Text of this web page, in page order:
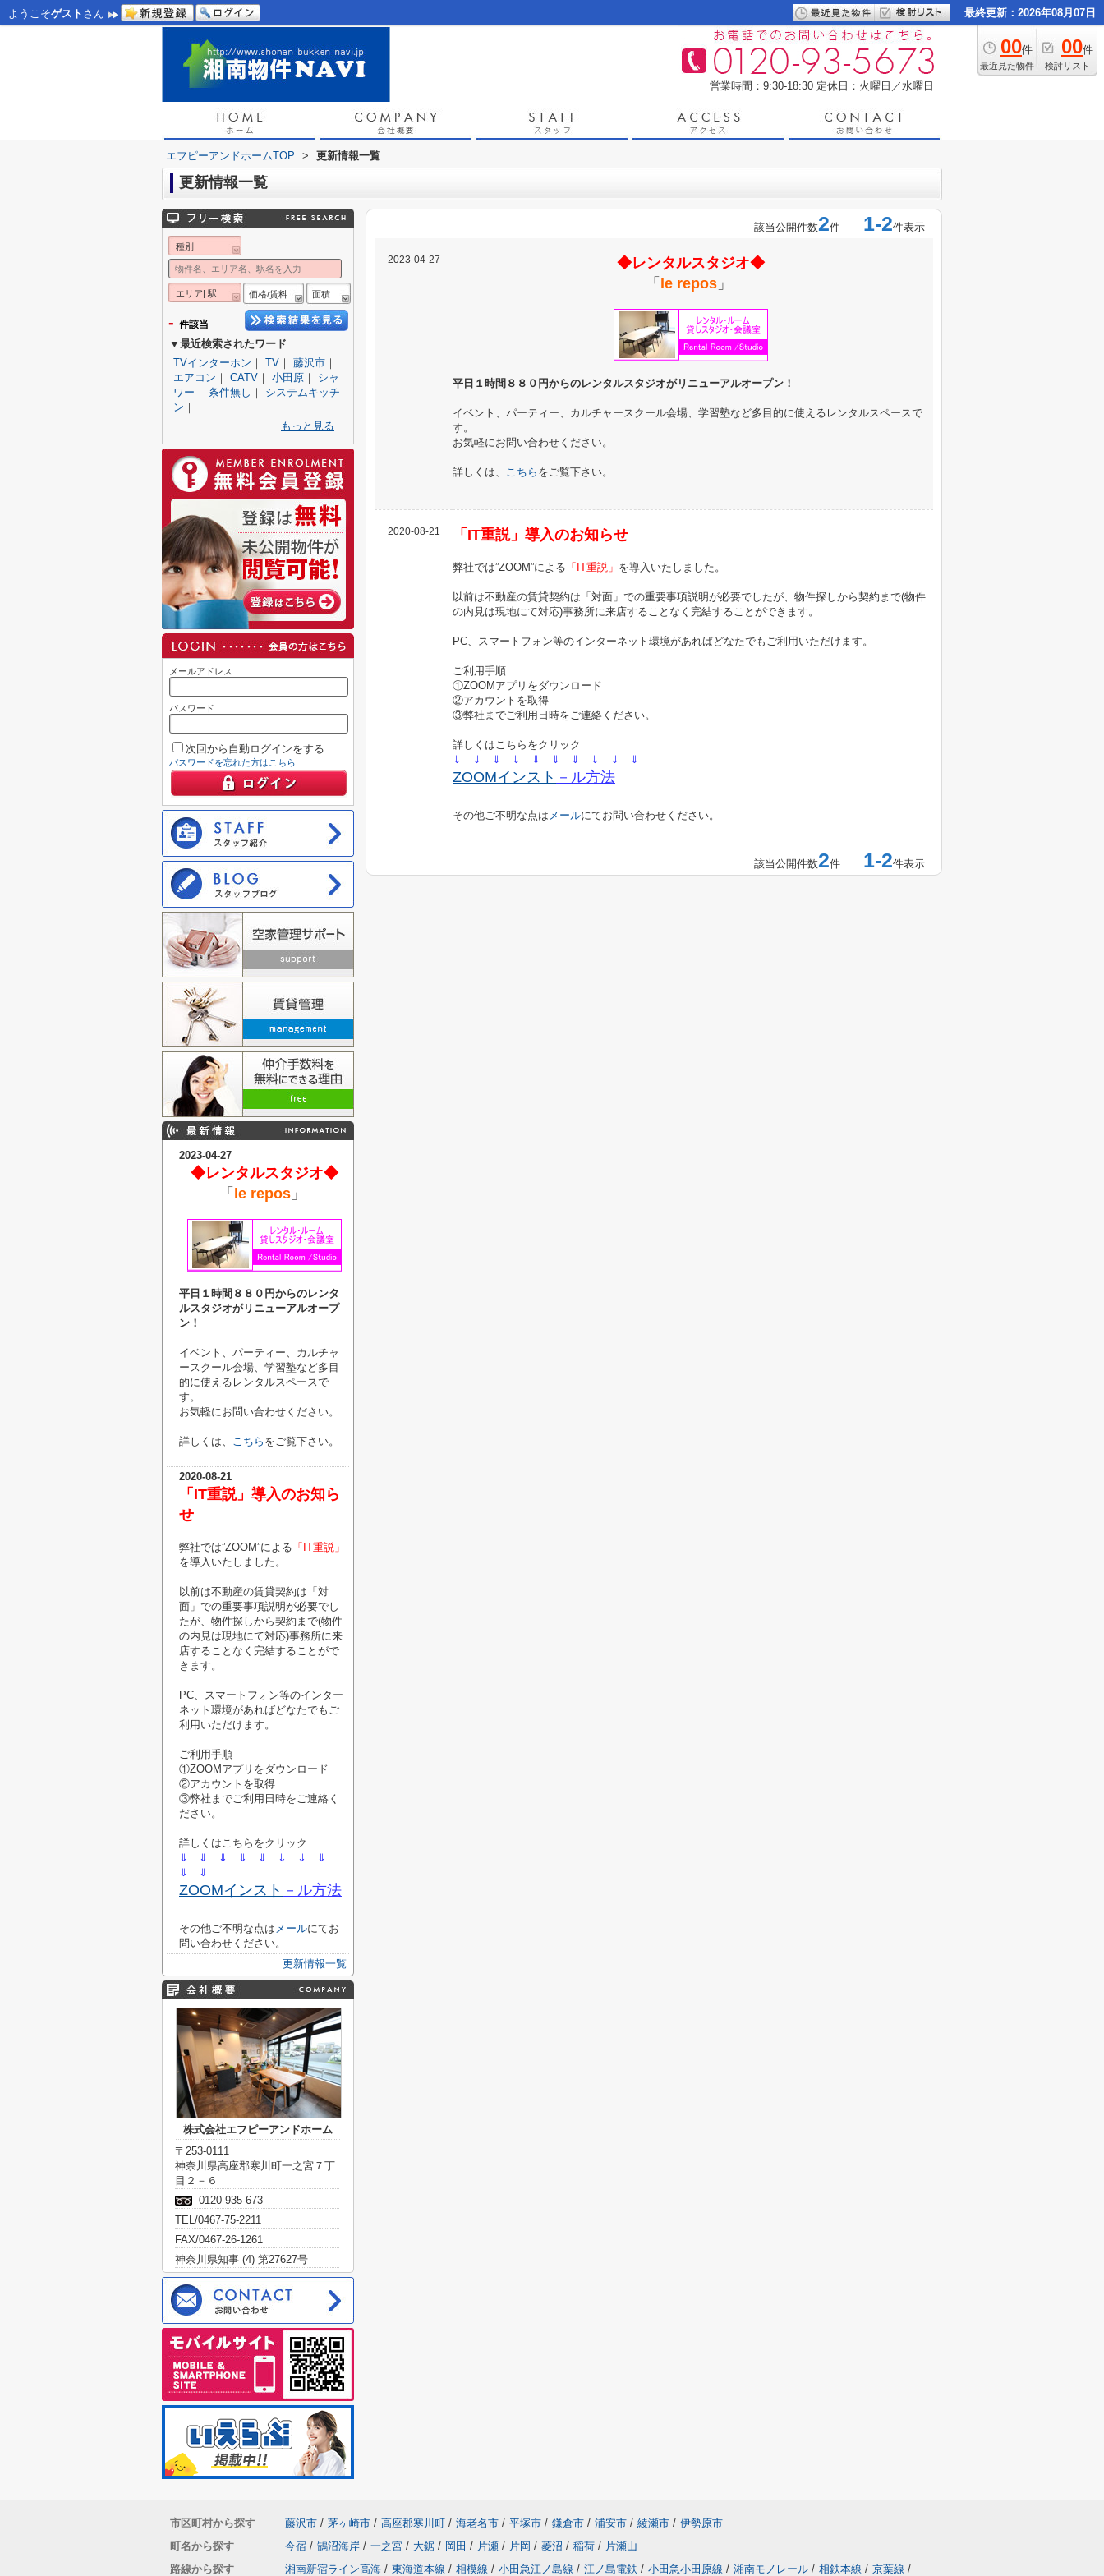
ようこそゲスト さん 最終更新：2026年08月07日
00件
最近見た物件
00件
検討リスト
営業時間：9:30-18:30 定休日：火曜日／水曜日
エフピーアンドホームTOP > 更新情報一覧
更新情報一覧
該当公開件数2件 1-2件表示
2023-04-27
◆レンタルスタジオ◆
「 le repos 」
平日１時間８８０円からのレンタルスタジオがリニューアルオープン！
イベント、パーティー、カルチャースクール会場、 学習塾など多目的に使えるレンタルスペースで
す。
お気軽にお問い合わせください。
詳しくは、 こちら をご覧下さい。
2020-08-21 「IT重説」導入のお知らせ
弊社では”ZOOM”による 「IT重説」 を導入いたしました。
以前は不動産の賃貸契約は「対面」での重要事項説明が必要でしたが、 物件探しから契約まで(物件
の内見は現地にて対応)事務所に来店することなく完結することができます。
PC、スマートフォン等のインターネット環境があればどなたでもご利用いただけます。
ご利用手順
①ZOOMアプリをダウンロード
②アカウントを取得
③弊社までご利用日時をご連絡ください。
詳しくはこちらをクリック
⇓ ⇓ ⇓ ⇓ ⇓ ⇓ ⇓
⇓ ⇓ ⇓
ZOOMインスト －ル方法
その他ご不明な点は メールにてお問い合わせください。
該当公開件数2件 1-2件表示
種別
エリア| 駅 価格/賃料 面積
- 件該当
▼最近検索されたワード
TVインターホン ｜ TV ｜ 藤沢市 ｜
エアコン ｜ CATV ｜ 小田原 ｜ シャ
ワー ｜ 条件無し ｜ システムキッチ
ン ｜
もっと見る
メールアドレス
パスワード
次回から自動ログインをする
パスワードを忘れた方はこちら
2023-04-27
◆レンタルスタジオ◆
「 le repos」
平日１時間８８０円からのレンタ
ルスタジオがリニューアルオープ
ン！
イベント、パーティー、カルチャ
ースクール会場、 学習塾など多目
的に使えるレンタルスペースで
す。
お気軽にお問い合わせください。
詳しくは、 こちら をご覧下さい。
2020-08-21
「IT重説」導入のお知ら
せ
弊社では”ZOOM”による 「IT重説」
を導入いたしました。
以前は不動産の賃貸契約は「対
面」での重要事項説明が必要でし
たが、 物件探しから契約まで(物件
の内見は現地にて対応)事務所に来
店することなく完結することがで
きます。
PC、スマートフォン等のインター
ネット環境があればどなたでもご
利用いただけます。
ご利用手順
①ZOOMアプリをダウンロード
②アカウントを取得
③弊社までご利用日時をご連絡く
ださい。
詳しくはこちらをクリック
⇓ ⇓ ⇓ ⇓ ⇓ ⇓ ⇓
⇓
⇓ ⇓
ZOOMインスト －ル方法
その他ご不明な点は メールにてお
問い合わせください。
更新情報一覧
株式会社エフピーアンドホーム
〒253-0111
神奈川県高座郡寒川町一之宮７丁
目２－６
0120-935-673
TEL/0467-75-2211
FAX/0467-26-1261
神奈川県知事 (4) 第27627号
市区町村から探す 藤沢市 / 茅ヶ崎市 / 高座郡寒川町 / 海老名市 / 平塚市 / 鎌倉市 / 浦安市 / 綾瀬市 / 伊勢原市
町名から探す
今宿 / 鵠沼海岸 / 一之宮 / 大鋸 / 岡田 / 片瀬 / 片岡 / 菱沼 / 稲荷 / 片瀬山
路線から探す
湘南新宿ライン高海 / 東海道本線 / 相模線 / 小田急江ノ島線 / 江ノ島電鉄 / 小田急小田原線 / 湘南モノレール / 相鉄本線 / 京葉線 /